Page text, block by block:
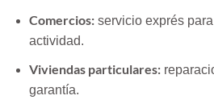
Comercios:servicio exprés
actividad.
Viviendas particulares:
garantía.